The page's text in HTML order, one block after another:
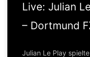
Live: Julian
– Dortmund
Julian Le Play